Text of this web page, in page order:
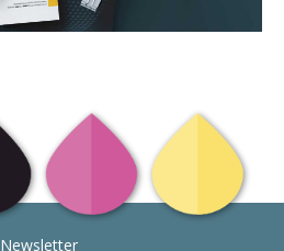
Newsletter